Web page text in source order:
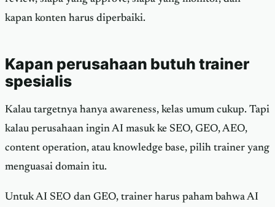
kapan konten harus diperbaiki.
Kapan perusahaan butuh trainer
spesialis
Kalau targetnya hanya awareness, kelas umum cukup. Tapi
kalau perusahaan ingin AI masuk ke SEO, GEO, AEO,
content operation, atau knowledge base, pilih trainer yang
menguasai domain itu.
Untuk AI SEO dan GEO, trainer harus paham bahwa AI